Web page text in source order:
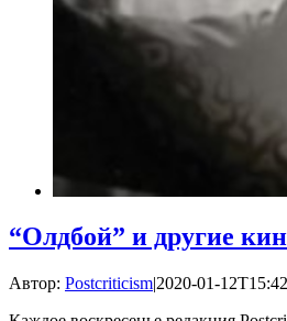
“Олдбой” и другие
Автор: Postcriticism|2020-01-